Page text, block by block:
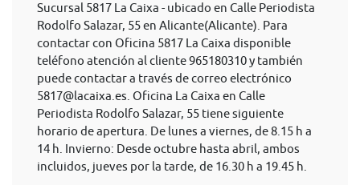
Sucursal 5817 La Caixa - ubicado en Calle Periodista
Rodolfo Salazar, 55 en Alicante(Alicante). Para
contactar con Oficina 5817 La Caixa disponible
teléfono atención al cliente 965180310 y también
puede contactar a través de correo electrónico
5817@lacaixa.es . Oficina La Caixa en Calle
Periodista Rodolfo Salazar, 55 tiene siguiente
horario de apertura. De lunes a viernes, de 8.15 h a
14 h. Invierno: Desde octubre hasta abril, ambos
incluidos, jueves por la tarde, de 16.30 h a 19.45 h.